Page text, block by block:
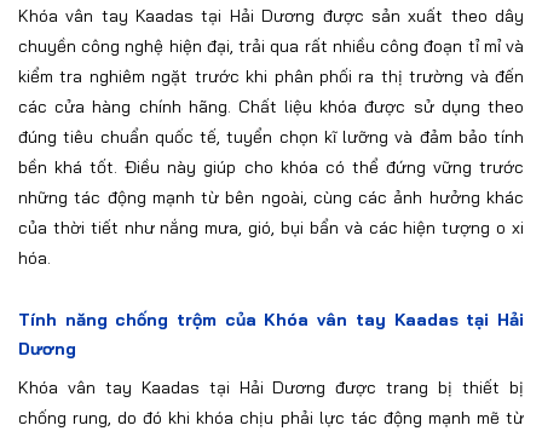
Khóa vân tay Kaadas tại Hải Dương được sản xuất theo dây
chuyền công nghệ hiện đại, trải qua rất nhiều công đoạn tỉ mỉ và
kiểm tra nghiêm ngặt trước khi phân phối ra thị trường và đến
các cửa hàng chính hãng. Chất liệu khóa được sử dụng theo
đúng tiêu chuẩn quốc tế, tuyển chọn kĩ lưỡng và đảm bảo tính
bền khá tốt. Điều này giúp cho khóa có thể đứng vững trước
những tác động mạnh từ bên ngoài, cùng các ảnh hưởng khác
của thời tiết như nắng mưa, gió, bụi bẩn và các hiện tượng o xi
hóa.
Tính năng chống trộm của Khóa vân tay Kaadas tại Hải
Dương
Khóa vân tay Kaadas tại Hải Dương được trang bị thiết bị
chống rung, do đó khi khóa chịu phải lực tác động mạnh mẽ từ